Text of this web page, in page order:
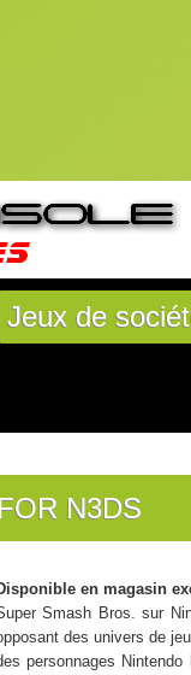
Jeux de
N3DS
en magasin
Smash Bros. sur
des univers de
personnages